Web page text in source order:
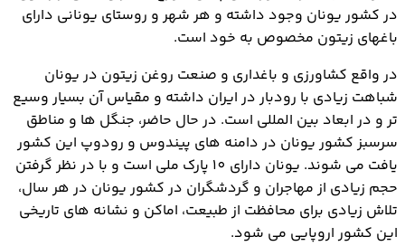
در کشور یونان وجود داشته و هر شهر و روستای یونانی دارای
باغهای زیتون مخصوص به خود است.
در واقع کشاورزی و باغداری و صنعت روغن زیتون در یونان
شباهت زیادی با رودبار در ایران داشته و مقیاس آن بسیار وسیع
تر و در ابعاد بین المللی است. در حال حاضر، جنگل ها و مناطق
سرسبز کشور یونان در دامنه های پیندوس و رودوپ این کشور
یافت می شوند. یونان دارای 10 پارک ملی است و با در نظر گرفتن
حجم زیادی از مهاجران و گردشگران در کشور یونان در هر سال،
تلاش زیادی برای محافظت از طبیعت، اماکن و نشانه های تاریخی
این کشور اروپایی می شود.